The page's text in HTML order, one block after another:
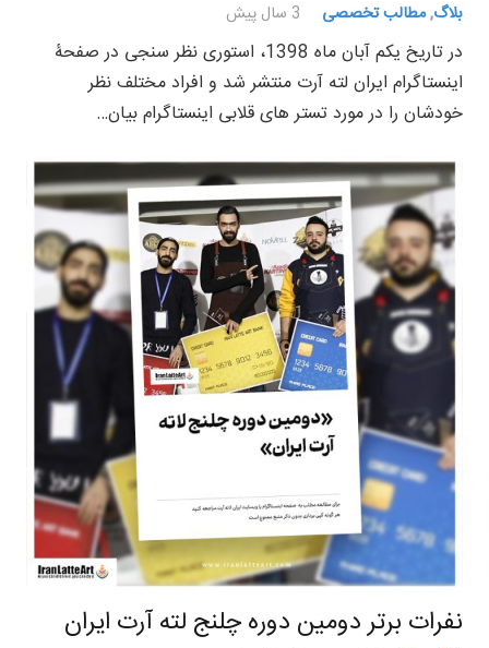
بلاگ,مطالب تخصصی 3 سال پیش
در تاریخ یکم آبان ماه 1398، استوری نظر سنجی در صفحۀ
اینستاگرام ایران لته آرت منتشر شد و افراد مختلف نظر
خودشان را در مورد تستر های قلابی اینستاگرام بیان…
نفرات برتر دومین دوره چلنج لته آرت ایران